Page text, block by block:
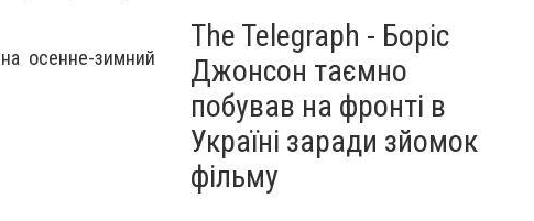
осенне-зимний
The Telegraph - Боріс
Джонсон таємно
побував на фронті в
Україні заради зйомок
фільму